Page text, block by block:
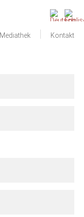
Mediathek Kontakt